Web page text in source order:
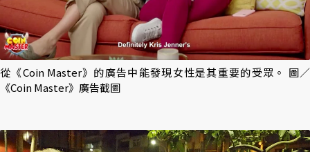
從《Coin Master》的廣告中能發現女性是其重要的受眾。 圖／
《Coin Master》廣告截圖